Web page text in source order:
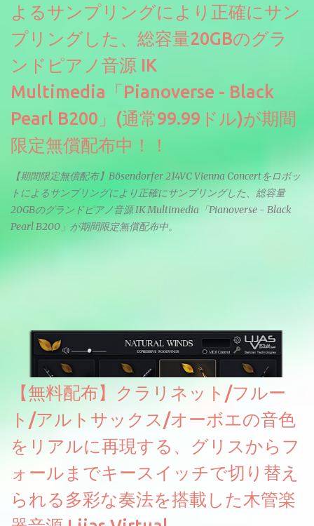
よるサンプリングにより正確にサン
プリングした、総容量20GBのグラ
ンドピアノ音源 IK
Multimedia「Pianoverse - Black
Pearl B200」(通常99.99ドル)が期間
限定無償配布中！！
【期間限定無償配布】Bösendorfer 214VC Vienna Concertをロボッ
トによるサンプリングにより正確にサンプリングした、総容量
20GBのグランドピアノ音源 IK Multimedia「Pianoverse - Black
Pearl B200」が期間限定無償配布中。
【無料配布】クラリネット/フルー
ト/アルトサックス/オーボエの音色
をリアルに再現する、グリスからフ
ォールまでキースイッチで切り替え
られる多彩な奏法を搭載した木管楽